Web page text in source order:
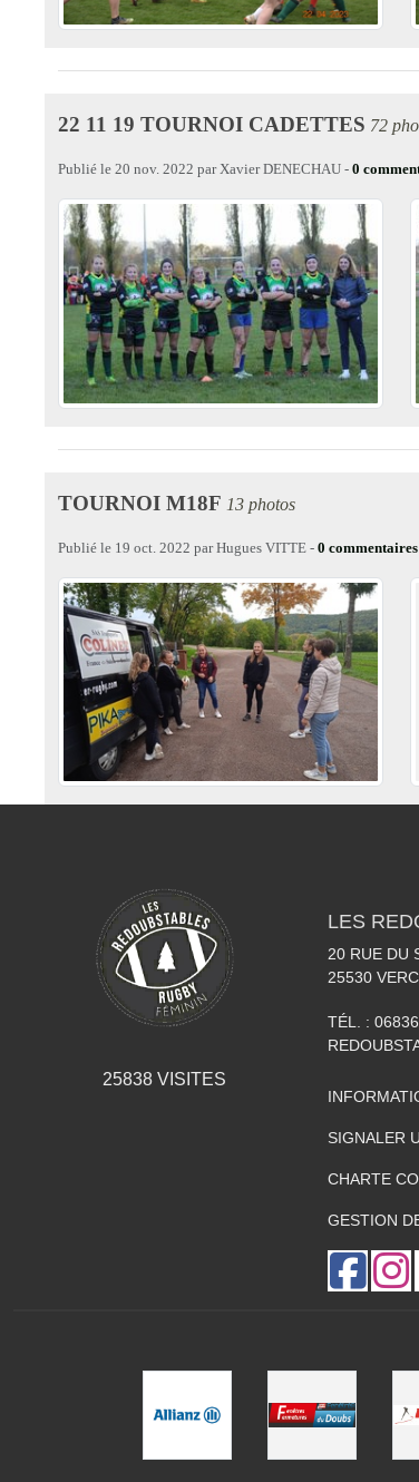
22 11 19 TOURNOI CADETTES 72
Publié le 20 nov. 2022 parXavier DENECHAU - 0
TOURNOI M18F 13 photos
Publié le 19 oct. 2022 parHugues VITTE - 0 commentaires
25838VISITES
LES
20 RUE DU
25530
TÉL. :
SIGNALER
CHARTE
GESTION